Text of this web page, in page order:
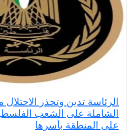
الرئاسة تدين وتحذر
الشاملة على الشعب
على المنطقة بأسرها